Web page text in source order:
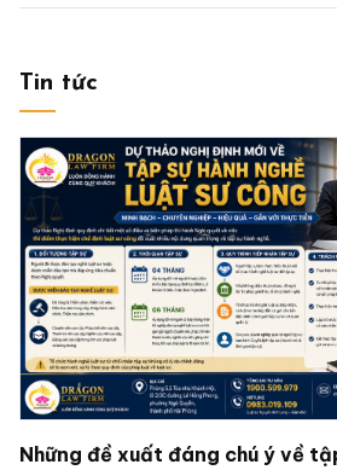
Tin tức
Những đề xuất đáng chú ý về